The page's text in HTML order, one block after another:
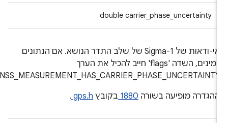
double carrier_phase_uncertainty
אי-ודאות של 1-Sigma של שלב התדר הנושא. אם הנתונים
זמינים, השדה 'flags' חייב להכיל את הערך
GNSS_MEASUREMENT_HAS_CARRIER_PHASE_UNCERTAINTY.
ההגדרה מופיעה בשורה1880 בקובץgps.h
.